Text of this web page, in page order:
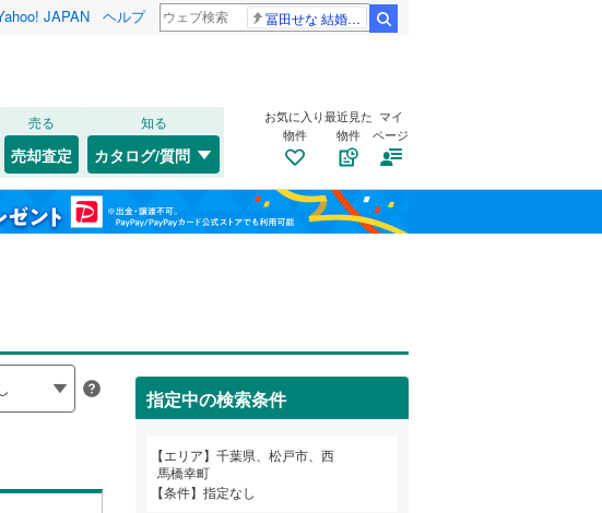
JAPAN ヘルプ 冨田せな 結婚発表
売る
売却査定
知る
カタログ/質問
お気に入り
物件
最近見た
物件
マイ
ページ
指定中の検索条件
エリア
千葉県、松戸市、西
馬橋幸町
条件
指定なし
山形 福島
口
稲毛区(71)
美浜区(126)
成田市(8)
旭市(0)
勝浦市(7 )
八千代市(51)
大金平(2)
河原塚(1)
小山(1)
新松戸(40)
西馬橋相川町(
外房線(0)
成田線(0)
東金線(0)
小湊鐵道(0)
つくばエクスプレス(0)
京成千葉線(0)
北総鉄道北総線(
2）
バイク置き場（1）
防犯カメラ（0）
できます。
見る
見る